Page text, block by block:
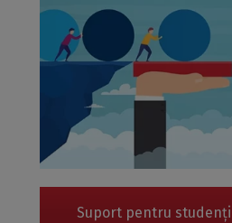
Suport pentru